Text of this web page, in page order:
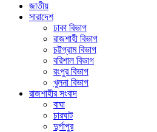
জাতীয়
সারাদেশ
ঢাকা বিভাগ
রাজশাহী বিভাগ
চট্টগ্রাম বিভাগ
বরিশাল বিভাগ
রংপুর বিভাগ
খুলনা বিভাগ
রাজশাহীর সংবাদ
বাঘা
চারঘাট
দুর্গাপুর